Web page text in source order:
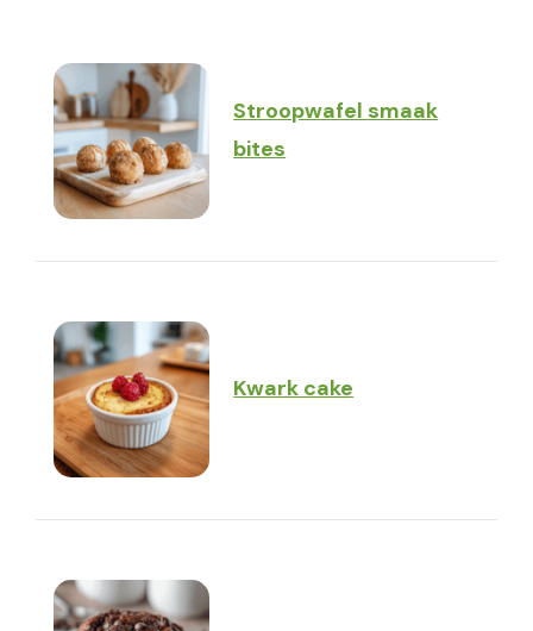
Stroopwafel smaak
bites
Kwark cake